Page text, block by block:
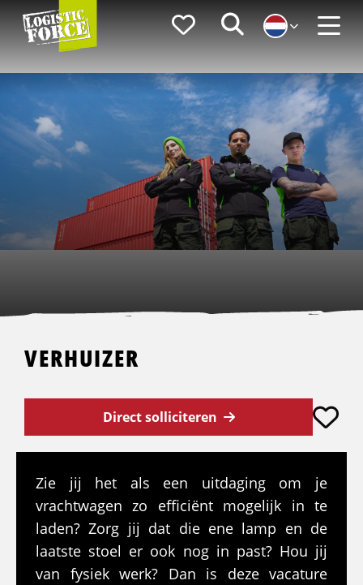
Logistic
Force
FavorietenZoeken
VERHUIZER
Direct solliciteren
Zie jij het als een uitdaging om je
vrachtwagen zo efficiënt mogelijk in te
laden? Zorg jij dat die ene lamp en de
laatste stoel er ook nog in past? Hou jij
van fysiek werk? Dan is deze vacature